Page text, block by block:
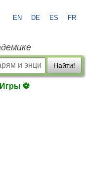
EN DE ES FR
Найти!
Игры ⚽